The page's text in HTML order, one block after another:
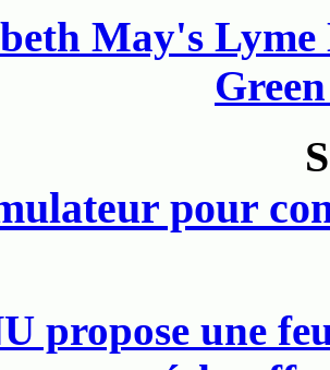
May's Lyme
pour
propose une